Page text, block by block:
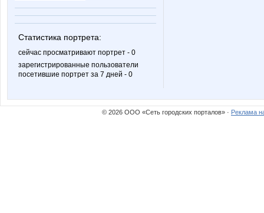
Статистика портрета:
сейчас просматривают портрет - 0
зарегистрированные пользователи
посетившие портрет за 7 дней - 0
© 2026 ООО «Сеть городских порталов» · Реклама